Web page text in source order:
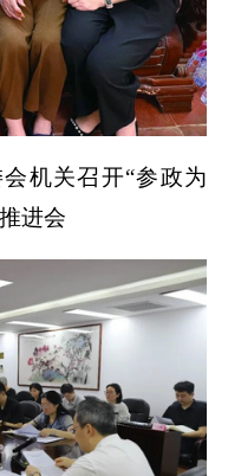
机关召开“参政为
进会